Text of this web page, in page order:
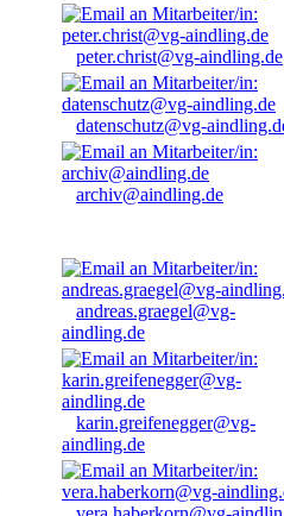
peter.christ@vg-aindling.de
datenschutz@vg-
archiv@aindling.de
andreas.graegel@vg-
aindling.de
karin.greifenegger@vg-
aindling.de